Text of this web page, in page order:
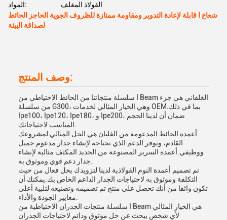
المواد:
الفولاذ المغلف
قابلة لإعادة التدوير ومقاومة ممتازة للظروف الجوية الحاجز الحائط I شعاع
لصداقة البيئة
وصف المنتج:
سلسلة منتجاتنا من الحائط الاحتياطي من I Beam الغلفاني هي جزء
من سلسلة G300، وهي الخيار المثالي لخدمات OEM.بما في ذلك
Ipe100، Ipe120، Ipe180، و Ipe200، ضمان أن لدينا الحجم
أعمدة الحائط المدعومة من الغليان هي الحل المثالي لمشروعك
القادم، وتوفر الدعم الذي تحتاجه لإنشاء جدار مدعوم جميل
ووظيفي.أعمدة السرير المصنوعة من الحديد المكثف مثالية لإنشاء
تم تصميم أعمدة النوم الفولاذية لدينا لتزويدك بحل فعال من حيث
التكلفة وموثوق به لاحتياجات الجدار الداعم الخاص بك.يمكنك أن
تكون واثقا من أنك تحصل على منتج تم تصميمه وتصنيعه لتلبية أعلى
سلسلة منتجات الجدران الاحتياطية من I Beam هي الخيار المثالي
لأي شخص يبحث عن حل موثوق ودائم لاحتياجات الجدران